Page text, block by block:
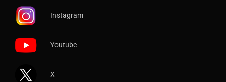
Instagram
Youtube
X